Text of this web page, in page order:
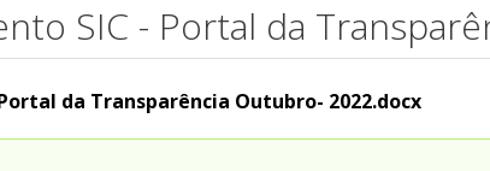
SIC - Portal da
da Transparência Outubro- 2022.docx